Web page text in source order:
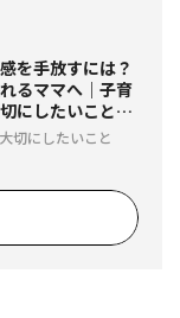
を手放すには？
るママへ｜子育
にしたいこと
切にしたいこと